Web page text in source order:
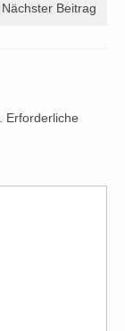
Nächster Beitrag
Erforderliche